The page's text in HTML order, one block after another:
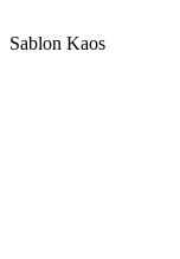
Sablon Kaos